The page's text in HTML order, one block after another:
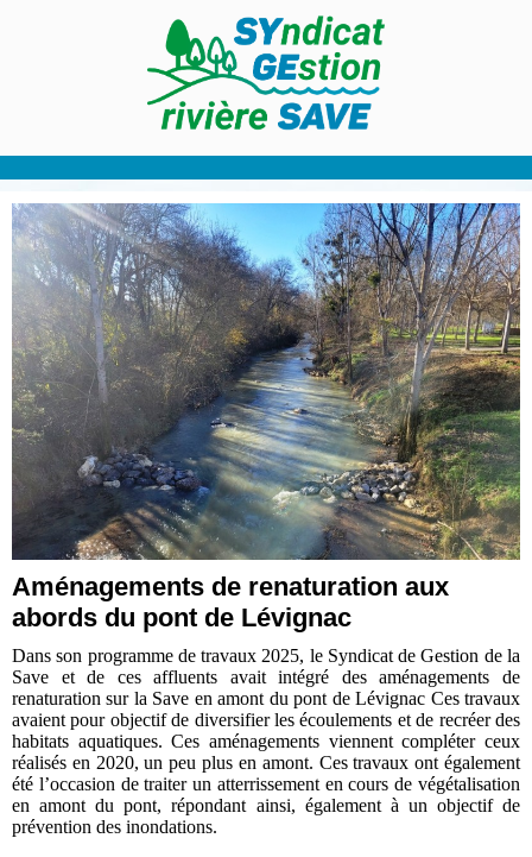
Aménagements de renaturation aux
abords du pont de Lévignac
Dans son programme de travaux 2025, le Syndicat de Gestion de la
Save et de ces affluents avait intégré des aménagements de
renaturation sur la Save en amont du pont de Lévignac Ces travaux
avaient pour objectif de diversifier les écoulements et de recréer des
habitats aquatiques. Ces aménagements viennent compléter ceux
réalisés en 2020, un peu plus en amont. Ces travaux ont également
été l’occasion de traiter un atterrissement en cours de végétalisation
en amont du pont, répondant ainsi, également à un objectif de
prévention des inondations.